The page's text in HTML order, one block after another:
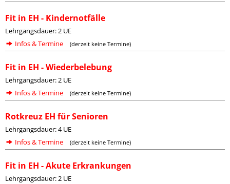
Fit in EH - Kindernotfälle
Lehrgangsdauer: 2 UE
Infos & Termine
(derzeit keine Termine)
Fit in EH - Wiederbelebung
Lehrgangsdauer: 2 UE
Infos & Termine
(derzeit keine Termine)
Rotkreuz EH für Senioren
Lehrgangsdauer: 4 UE
Infos & Termine
(derzeit keine Termine)
Fit in EH - Akute Erkrankungen
Lehrgangsdauer: 2 UE